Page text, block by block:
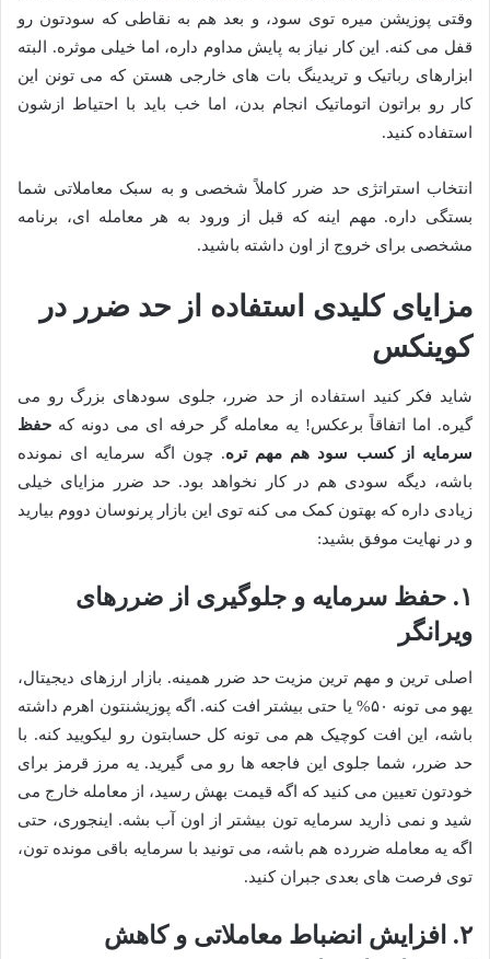
وقتی پوزیشن میره توی سود، و بعد هم به نقاطی که سودتون رو
قفل می کنه. این کار نیاز به پایش مداوم داره، اما خیلی موثره. البته
ابزارهای رباتیک و تریدینگ بات های خارجی هستن که می تونن این
کار رو براتون اتوماتیک انجام بدن، اما خب باید با احتیاط ازشون
استفاده کنید.
انتخاب استراتژی حد ضرر کاملاً شخصی و به سبک معاملاتی شما
بستگی داره. مهم اینه که قبل از ورود به هر معامله ای، برنامه
مشخصی برای خروج از اون داشته باشید.
مزایای کلیدی استفاده از حد ضرر در
کوینکس
شاید فکر کنید استفاده از حد ضرر، جلوی سودهای بزرگ رو می
گیره. اما اتفاقاً برعکس! یه معامله گر حرفه ای می دونه که حفظ
سرمایه از کسب سود هم مهم تره. چون اگه سرمایه ای نمونده
باشه، دیگه سودی هم در کار نخواهد بود. حد ضرر مزایای خیلی
زیادی داره که بهتون کمک می کنه توی این بازار پرنوسان دووم بیارید
و در نهایت موفق بشید:
۱. حفظ سرمایه و جلوگیری از ضررهای
ویرانگر
اصلی ترین و مهم ترین مزیت حد ضرر همینه. بازار ارزهای دیجیتال،
یهو می تونه ۵۰% یا حتی بیشتر افت کنه. اگه پوزیشنتون اهرم داشته
باشه، این افت کوچیک هم می تونه کل حسابتون رو لیکویید کنه. با
حد ضرر، شما جلوی این فاجعه ها رو می گیرید. یه مرز قرمز برای
خودتون تعیین می کنید که اگه قیمت بهش رسید، از معامله خارج می
شید و نمی ذارید سرمایه تون بیشتر از اون آب بشه. اینجوری، حتی
اگه یه معامله ضررده هم باشه، می تونید با سرمایه باقی مونده تون،
توی فرصت های بعدی جبران کنید.
۲. افزایش انضباط معاملاتی و کاهش